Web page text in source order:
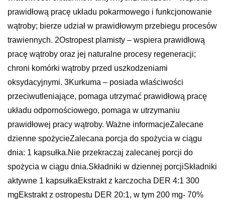
prawidłową pracę układu pokarmowego i funkcjonowanie
wątroby; bierze udział w prawidłowym przebiegu procesów
trawiennych. 2Ostropest plamisty – wspiera prawidłową
pracę wątroby oraz jej naturalne procesy regeneracji;
chroni komórki wątroby przed uszkodzeniami
oksydacyjnymi. 3Kurkuma – posiada właściwości
przeciwutleniające, pomaga utrzymać prawidłową pracę
układu odpornościowego, pomaga w utrzymaniu
prawidłowej pracy wątroby. Ważne informacjeZalecane
dzienne spożycieZalecana porcja do spożycia w ciągu
dnia: 1 kapsułka.Nie przekraczaj zalecanej porcji do
spożycia w ciągu dnia.Składniki w dziennej porcjiSkładniki
aktywne 1 kapsułkaEkstrakt z karczocha DER 4:1 300
mgEkstrakt z ostropestu DER 20:1, w tym 200 mg- 70%